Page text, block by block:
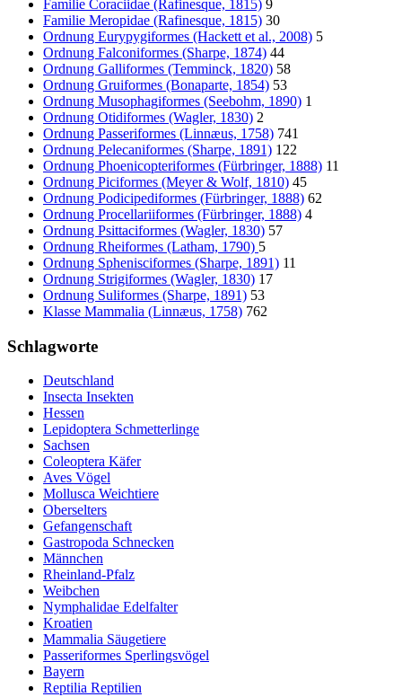
Familie Coraciidae (Rafinesque, 1815) 9
Familie Meropidae (Rafinesque, 1815) 30
Ordnung Eurypygiformes (Hackett et al., 2008) 5
Ordnung Falconiformes (Sharpe, 1874) 44
Ordnung Galliformes (Temminck, 1820) 58
Ordnung Gruiformes (Bonaparte, 1854) 53
Ordnung Musophagiformes (Seebohm, 1890) 1
Ordnung Otidiformes (Wagler, 1830) 2
Ordnung Passeriformes (Linnæus, 1758) 741
Ordnung Pelecaniformes (Sharpe, 1891) 122
Ordnung Phoenicopteriformes (Fürbringer, 1888) 11
Ordnung Piciformes (Meyer & Wolf, 1810) 45
Ordnung Podicipediformes (Fürbringer, 1888) 62
Ordnung Procellariiformes (Fürbringer, 1888) 4
Ordnung Psittaciformes (Wagler, 1830) 57
Ordnung Rheiformes (Latham, 1790) 5
Ordnung Sphenisciformes (Sharpe, 1891) 11
Ordnung Strigiformes (Wagler, 1830) 17
Ordnung Suliformes (Sharpe, 1891) 53
Klasse Mammalia (Linnæus, 1758) 762
Schlagworte
Deutschland
Insecta Insekten
Hessen
Lepidoptera Schmetterlinge
Sachsen
Coleoptera Käfer
Aves Vögel
Mollusca Weichtiere
Oberselters
Gefangenschaft
Gastropoda Schnecken
Männchen
Rheinland-Pfalz
Weibchen
Nymphalidae Edelfalter
Kroatien
Mammalia Säugetiere
Passeriformes Sperlingsvögel
Bayern
Reptilia Reptilien